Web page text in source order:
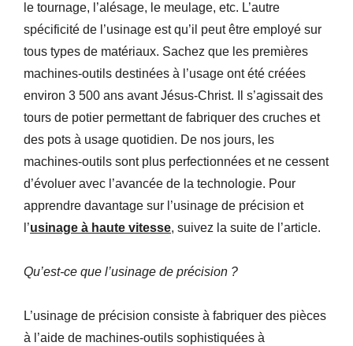
le tournage, l’alésage, le meulage, etc. L’autre
spécificité de l’usinage est qu’il peut être employé sur
tous types de matériaux. Sachez que les premières
machines-outils destinées à l’usage ont été créées
environ 3 500 ans avant Jésus-Christ. Il s’agissait des
tours de potier permettant de fabriquer des cruches et
des pots à usage quotidien. De nos jours, les
machines-outils sont plus perfectionnées et ne cessent
d’évoluer avec l’avancée de la technologie. Pour
apprendre davantage sur l’usinage de précision et
l’usinage à haute vitesse, suivez la suite de l’article.
Qu’est-ce que l’usinage de précision ?
L’usinage de précision consiste à fabriquer des pièces
à l’aide de machines-outils sophistiquées à